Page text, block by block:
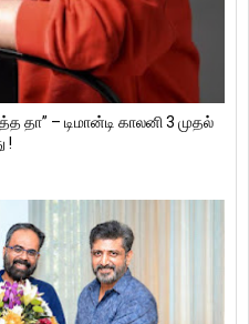
தா” – டிமான்டி காலனி 3 முதல்
!